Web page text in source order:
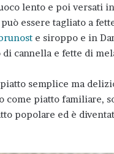
lento e poi versati
essere tagliato a
e siroppo e in
cannella e fette di
semplice ma
come piatto familiare,
popolare ed è